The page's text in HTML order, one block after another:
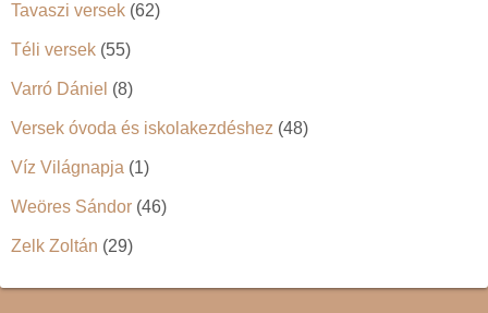
Tavaszi versek (62)
Téli versek (55)
Varró Dániel (8)
Versek óvoda és iskolakezdéshez (48)
Víz Világnapja (1)
Weöres Sándor (46)
Zelk Zoltán (29)